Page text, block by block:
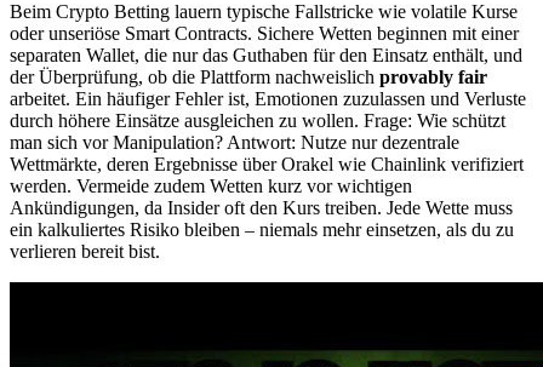
Beim Crypto Betting lauern typische Fallstricke wie volatile Kurse
oder unseriöse Smart Contracts. Sichere Wetten beginnen mit einer
separaten Wallet, die nur das Guthaben für den Einsatz enthält, und
der Überprüfung, ob die Plattform nachweislich provably fair
arbeitet. Ein häufiger Fehler ist, Emotionen zuzulassen und Verluste
durch höhere Einsätze ausgleichen zu wollen. Frage: Wie schützt
man sich vor Manipulation? Antwort: Nutze nur dezentrale
Wettmärkte, deren Ergebnisse über Orakel wie Chainlink verifiziert
werden. Vermeide zudem Wetten kurz vor wichtigen
Ankündigungen, da Insider oft den Kurs treiben. Jede Wette muss
ein kalkuliertes Risiko bleiben – niemals mehr einsetzen, als du zu
verlieren bereit bist.